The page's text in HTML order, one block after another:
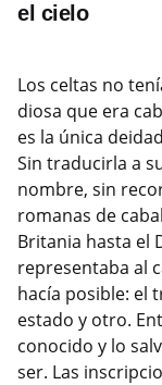
el cielo
Los celtas no
diosa que era
es la única
Sin traducirla a
nombre, sin
romanas de
Britania hasta el
representaba al
hacía posible: el
estado y otro.
conocido y lo
ser. Las